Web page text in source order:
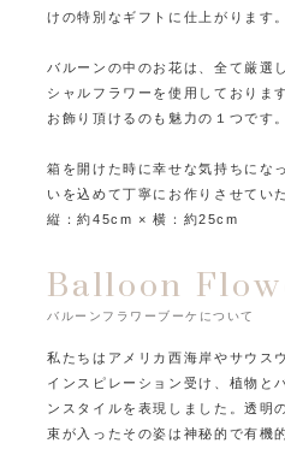
けの特別なギフトに仕上がります。
バルーンの中のお花は、全て厳選
シャルフラワーを使用しておりま
お飾り頂けるのも魅力の１つです。
箱を開けた時に幸せな気持ちにな
いを込めて丁寧にお作りさせてい
縦：約45cm × 横：約25cm
Balloon
バルーンフラワーブーケについて
私たちはアメリカ西海岸やサウス
インスピレーション受け、 植物と
ンスタイルを表現しました。透明
束が入ったその姿は 神秘的で有機